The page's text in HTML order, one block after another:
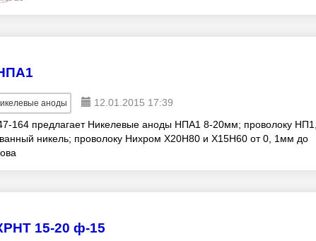
аноды
12.01.2015 17:39
164 предлагает Никелевые аноды НПА1 8-20мм; проволоку
никель; проволоку Нихром Х20Н80 и Х15Н60 от 0, 1мм до
15-20 ф-15